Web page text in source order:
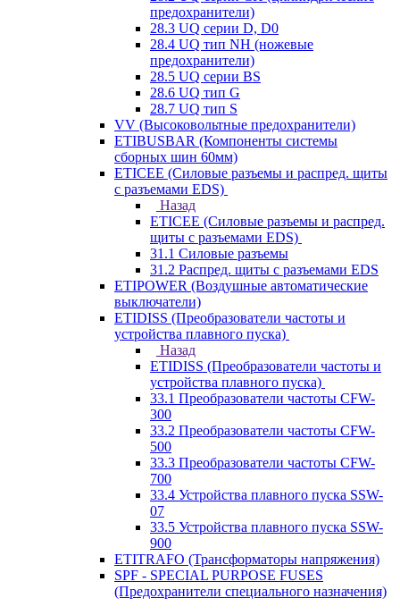
предохранители)
28.3 UQ серии D, D0
28.4 UQ тип NH (ножевые
предохранители)
28.5 UQ серии BS
28.6 UQ тип G
28.7 UQ тип S
VV (Высоковольтные предохранители)
ETIBUSBAR (Компоненты системы
сборных шин 60мм)
ETICEE (Силовые разъемы и распред. щиты
с разъемами EDS)
Назад
ETICEE (Силовые разъемы и распред.
щиты с разъемами EDS)
31.1 Силовые разъемы
31.2 Распред. щиты с разъемами EDS
ETIPOWER (Воздушные автоматические
выключатели)
ETIDISS (Преобразователи частоты и
устройства плавного пуска)
Назад
ETIDISS (Преобразователи частоты и
устройства плавного пуска)
33.1 Преобразователи частоты CFW-
300
33.2 Преобразователи частоты CFW-
500
33.3 Преобразователи частоты CFW-
700
33.4 Устройства плавного пуска SSW-
07
33.5 Устройства плавного пуска SSW-
900
ETITRAFO (Трансформаторы напряжения)
SPF - SPECIAL PURPOSE FUSES
(Предохранители специального назначения)